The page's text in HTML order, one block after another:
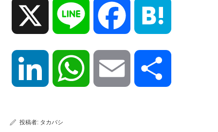
Line Facebook
LinkedIn WhatsApp Email
投稿者: タカバシ